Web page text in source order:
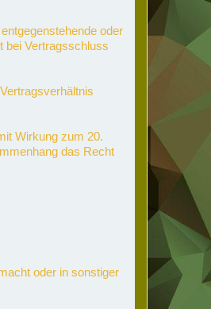
oder
bei Vertragsschluss
Wirkung zum 20.
das Recht
oder in sonstiger